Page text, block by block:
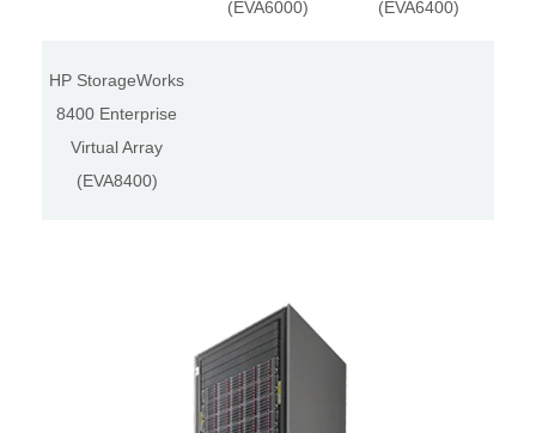
(EVA6000)
(EVA6400)
HP StorageWorks
8400 Enterprise
Virtual Array
(EVA8400)